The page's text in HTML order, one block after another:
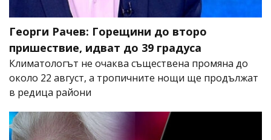
Георги Рачев: Горещини до второ
пришествие, идват до 39 градуса
Климатологът не очаква съществена промяна до
около 22 август, а тропичните нощи ще продължат
в редица райони